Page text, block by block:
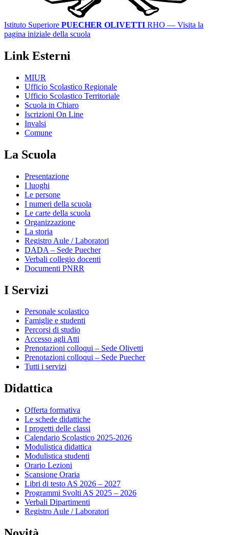
Istituto Superiore PUECHER OLIVETTI RHO — Visita la
pagina iniziale della scuola
Link Esterni
MIUR
Ufficio Scolastico Regionale
Ufficio Scolastico Territoriale
Scuola in Chiaro
Iscrizioni On Line
Invalsi
Comune
La Scuola
Presentazione
I luoghi
Le persone
I numeri della scuola
Le carte della scuola
Organizzazione
La storia
Registro Aule / Laboratori
DADA – Sede Puecher
Verbali collegio docenti
Documenti PNRR
I Servizi
Personale scolastico
Famiglie e studenti
Percorsi di studio
Accesso agli Atti
Prenotazioni colloqui – Sede Olivetti
Prenotazioni colloqui – Sede Puecher
Tutti i servizi
Didattica
Offerta formativa
Le schede didattiche
I progetti delle classi
Calendario Scolastico 2025-2026
Modulistica didattica
Modulistica studenti
Orario Lezioni
Scansione Oraria
Libri di testo AS 2026 – 2027
Programmi Svolti AS 2025 – 2026
Verbali Dipartimenti
Registro Aule / Laboratori